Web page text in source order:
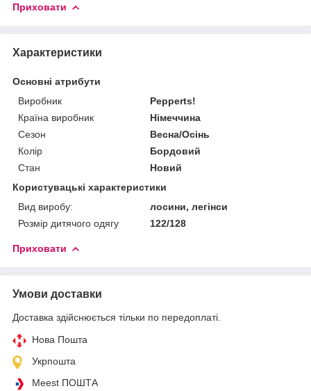
Приховати
Характеристики
Основні атрибути
Виробник
Pepperts!
Країна виробник
Німеччина
Сезон
Весна/Осінь
Колір
Бордовий
Стан
Новий
Користувацькi характеристики
Вид виробу:
лосини, легінси
Розмір дитячого одягу
122/128
Приховати
Умови доставки
Доставка здійснюється тільки по передоплаті.
Нова Пошта
Укрпошта
Meest ПОШТА